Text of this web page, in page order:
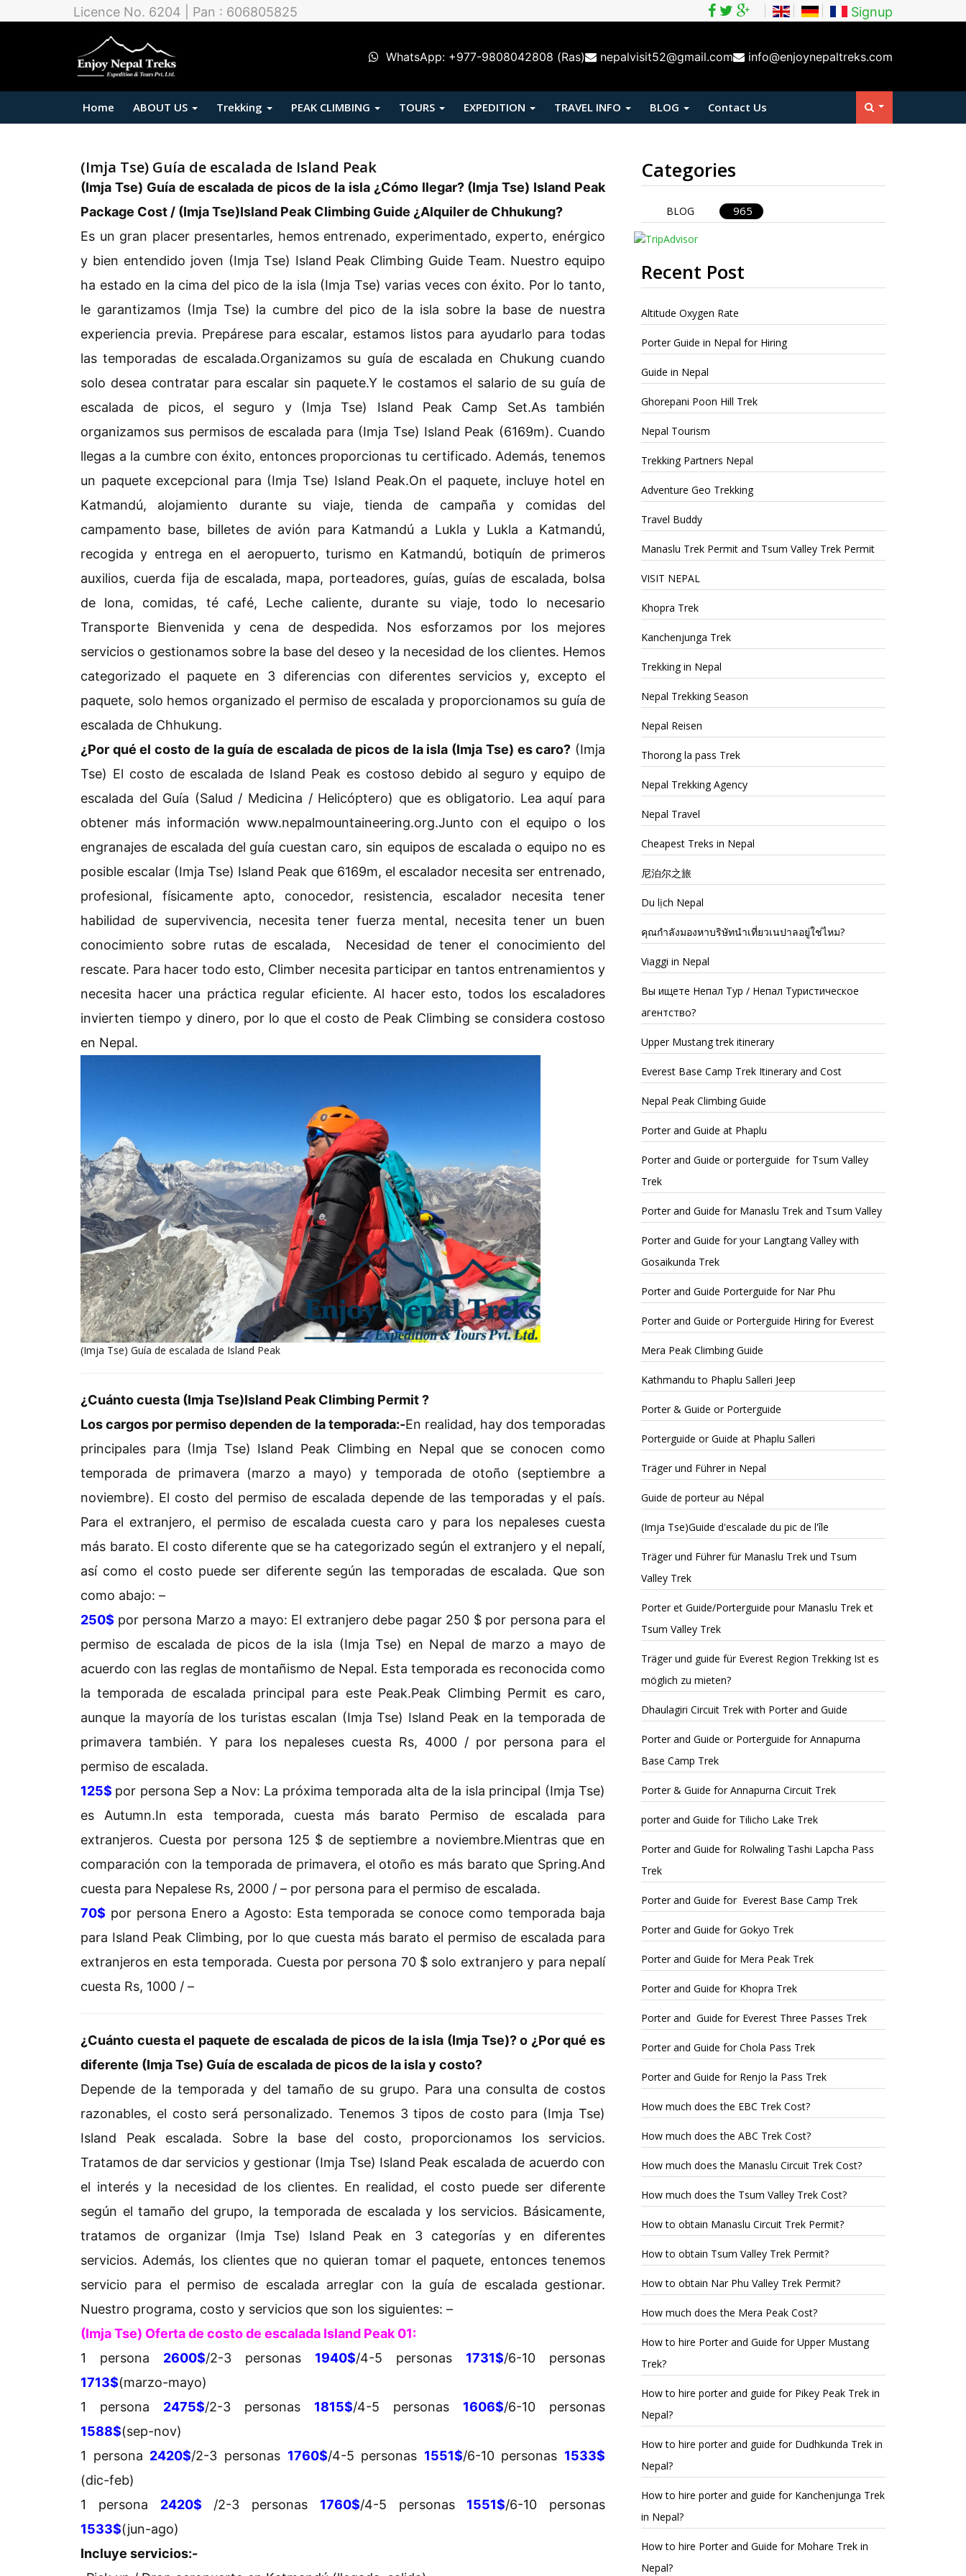
Licence No. 6204 | Pan : 606805825 Signup
WhatsApp: +977-9808042808 (Ras) nepalvisit52@gmail.com info@enjoynepaltreks.com
Home ABOUT US Trekking PEAK CLIMBING TOURS EXPEDITION TRAVEL INFO BLOG Contact Us
(Imja Tse) Guía de escalada de Island Peak
(Imja Tse) Guía de escalada de picos de la isla ¿Cómo llegar? (Imja Tse) Island Peak
Package Cost / (Imja Tse)Island Peak Climbing Guide ¿Alquiler de Chhukung?
Es un gran placer presentarles, hemos entrenado, experimentado, experto, enérgico
y bien entendido joven (Imja Tse) Island Peak Climbing Guide Team. Nuestro equipo
ha estado en la cima del pico de la isla (Imja Tse) varias veces con éxito. Por lo tanto,
le garantizamos (Imja Tse) la cumbre del pico de la isla sobre la base de nuestra
experiencia previa. Prepárese para escalar, estamos listos para ayudarlo para todas
las temporadas de escalada.Organizamos su guía de escalada en Chukung cuando
solo desea contratar para escalar sin paquete.Y le costamos el salario de su guía de
escalada de picos, el seguro y (Imja Tse) Island Peak Camp Set.As también
organizamos sus permisos de escalada para (Imja Tse) Island Peak (6169m). Cuando
llegas a la cumbre con éxito, entonces proporcionas tu certificado. Además, tenemos
un paquete excepcional para (Imja Tse) Island Peak.On el paquete, incluye hotel en
Katmandú, alojamiento durante su viaje, tienda de campaña y comidas del
campamento base, billetes de avión para Katmandú a Lukla y Lukla a Katmandú,
recogida y entrega en el aeropuerto, turismo en Katmandú, botiquín de primeros
auxilios, cuerda fija de escalada, mapa, porteadores, guías, guías de escalada, bolsa
de lona, comidas, té café, Leche caliente, durante su viaje, todo lo necesario
Transporte Bienvenida y cena de despedida. Nos esforzamos por los mejores
servicios o gestionamos sobre la base del deseo y la necesidad de los clientes. Hemos
categorizado el paquete en 3 diferencias con diferentes servicios y, excepto el
paquete, solo hemos organizado el permiso de escalada y proporcionamos su guía de
escalada de Chhukung.
¿Por qué el costo de la guía de escalada de picos de la isla (Imja Tse) es caro? (Imja
Tse) El costo de escalada de Island Peak es costoso debido al seguro y equipo de
escalada del Guía (Salud / Medicina / Helicóptero) que es obligatorio. Lea aquí para
obtener más información www.nepalmountaineering.org.Junto con el equipo o los
engranajes de escalada del guía cuestan caro, sin equipos de escalada o equipo no es
posible escalar (Imja Tse) Island Peak que 6169m, el escalador necesita ser entrenado,
profesional, físicamente apto, conocedor, resistencia, escalador necesita tener
habilidad de supervivencia, necesita tener fuerza mental, necesita tener un buen
conocimiento sobre rutas de escalada, Necesidad de tener el conocimiento del
rescate. Para hacer todo esto, Climber necesita participar en tantos entrenamientos y
necesita hacer una práctica regular eficiente. Al hacer esto, todos los escaladores
invierten tiempo y dinero, por lo que el costo de Peak Climbing se considera costoso
en Nepal.
(Imja Tse) Guía de escalada de Island Peak
¿Cuánto cuesta (Imja Tse)Island Peak Climbing Permit ?
Los cargos por permiso dependen de la temporada:-En realidad, hay dos temporadas
principales para (Imja Tse) Island Peak Climbing en Nepal que se conocen como
temporada de primavera (marzo a mayo) y temporada de otoño (septiembre a
noviembre). El costo del permiso de escalada depende de las temporadas y el país.
Para el extranjero, el permiso de escalada cuesta caro y para los nepaleses cuesta
más barato. El costo diferente que se ha categorizado según el extranjero y el nepalí,
así como el costo puede ser diferente según las temporadas de escalada. Que son
como abajo: –
250$ por persona Marzo a mayo: El extranjero debe pagar 250 $ por persona para el
permiso de escalada de picos de la isla (Imja Tse) en Nepal de marzo a mayo de
acuerdo con las reglas de montañismo de Nepal. Esta temporada es reconocida como
la temporada de escalada principal para este Peak.Peak Climbing Permit es caro,
aunque la mayoría de los turistas escalan (Imja Tse) Island Peak en la temporada de
primavera también. Y para los nepaleses cuesta Rs, 4000 / por persona para el
permiso de escalada.
125$ por persona Sep a Nov: La próxima temporada alta de la isla principal (Imja Tse)
es Autumn.In esta temporada, cuesta más barato Permiso de escalada para
extranjeros. Cuesta por persona 125 $ de septiembre a noviembre.Mientras que en
comparación con la temporada de primavera, el otoño es más barato que Spring.And
cuesta para Nepalese Rs, 2000 / – por persona para el permiso de escalada.
70$ por persona Enero a Agosto: Esta temporada se conoce como temporada baja
para Island Peak Climbing, por lo que cuesta más barato el permiso de escalada para
extranjeros en esta temporada. Cuesta por persona 70 $ solo extranjero y para nepalí
cuesta Rs, 1000 / –
¿Cuánto cuesta el paquete de escalada de picos de la isla (Imja Tse)? o ¿Por qué es
diferente (Imja Tse) Guía de escalada de picos de la isla y costo?
Depende de la temporada y del tamaño de su grupo. Para una consulta de costos
razonables, el costo será personalizado. Tenemos 3 tipos de costo para (Imja Tse)
Island Peak escalada. Sobre la base del costo, proporcionamos los servicios.
Tratamos de dar servicios y gestionar (Imja Tse) Island Peak escalada de acuerdo con
el interés y la necesidad de los clientes. En realidad, el costo puede ser diferente
según el tamaño del grupo, la temporada de escalada y los servicios. Básicamente,
tratamos de organizar (Imja Tse) Island Peak en 3 categorías y en diferentes
servicios. Además, los clientes que no quieran tomar el paquete, entonces tenemos
servicio para el permiso de escalada arreglar con la guía de escalada gestionar.
Nuestro programa, costo y servicios que son los siguientes: –
(Imja Tse) Oferta de costo de escalada Island Peak 01:
1 persona 2600$/2-3 personas 1940$/4-5 personas 1731$/6-10 personas
1713$(marzo-mayo)
1 persona 2475$/2-3 personas 1815$/4-5 personas 1606$/6-10 personas
1588$(sep-nov)
1 persona 2420$/2-3 personas 1760$/4-5 personas 1551$/6-10 personas 1533$
(dic-feb)
1 persona 2420$ /2-3 personas 1760$/4-5 personas 1551$/6-10 personas
1533$(jun-ago)
Incluye servicios:-
Categories
BLOG 965
Recent Post
Altitude Oxygen Rate
Porter Guide in Nepal for Hiring
Guide in Nepal
Ghorepani Poon Hill Trek
Nepal Tourism
Trekking Partners Nepal
Adventure Geo Trekking
Travel Buddy
Manaslu Trek Permit and Tsum Valley Trek Permit
VISIT NEPAL
Khopra Trek
Kanchenjunga Trek
Trekking in Nepal
Nepal Trekking Season
Nepal Reisen
Thorong la pass Trek
Nepal Trekking Agency
Nepal Travel
Cheapest Treks in Nepal
尼泊尔之旅
Du lịch Nepal
คุณกำลังมองหาบริษัทนำเที่ยวเนปาลอยู่ใช่ไหม?
Viaggi in Nepal
Вы ищете Непал Тур / Непал Туристическое
агентство?
Upper Mustang trek itinerary
Everest Base Camp Trek Itinerary and Cost
Nepal Peak Climbing Guide
Porter and Guide at Phaplu
Porter and Guide or porterguide for Tsum Valley
Trek
Porter and Guide for Manaslu Trek and Tsum Valley
Porter and Guide for your Langtang Valley with
Gosaikunda Trek
Porter and Guide Porterguide for Nar Phu
Porter and Guide or Porterguide Hiring for Everest
Mera Peak Climbing Guide
Kathmandu to Phaplu Salleri Jeep
Porter & Guide or Porterguide
Porterguide or Guide at Phaplu Salleri
Träger und Führer in Nepal
Guide de porteur au Népal
(Imja Tse)Guide d'escalade du pic de l'île
Träger und Führer für Manaslu Trek und Tsum
Valley Trek
Porter et Guide/Porterguide pour Manaslu Trek et
Tsum Valley Trek
Träger und guide für Everest Region Trekking Ist es
möglich zu mieten?
Dhaulagiri Circuit Trek with Porter and Guide
Porter and Guide or Porterguide for Annapurna
Base Camp Trek
Porter & Guide for Annapurna Circuit Trek
porter and Guide for Tilicho Lake Trek
Porter and Guide for Rolwaling Tashi Lapcha Pass
Trek
Porter and Guide for Everest Base Camp Trek
Porter and Guide for Gokyo Trek
Porter and Guide for Mera Peak Trek
Porter and Guide for Khopra Trek
Porter and Guide for Everest Three Passes Trek
Porter and Guide for Chola Pass Trek
Porter and Guide for Renjo la Pass Trek
How much does the EBC Trek Cost?
How much does the ABC Trek Cost?
How much does the Manaslu Circuit Trek Cost?
How much does the Tsum Valley Trek Cost?
How to obtain Manaslu Circuit Trek Permit?
How to obtain Tsum Valley Trek Permit?
How to obtain Nar Phu Valley Trek Permit?
How much does the Mera Peak Cost?
How to hire Porter and Guide for Upper Mustang
Trek?
How to hire porter and guide for Pikey Peak Trek in
Nepal?
How to hire porter and guide for Dudhkunda Trek in
Nepal?
How to hire porter and guide for Kanchenjunga Trek
in Nepal?
How to hire Porter and Guide for Mohare Trek in
Nepal?